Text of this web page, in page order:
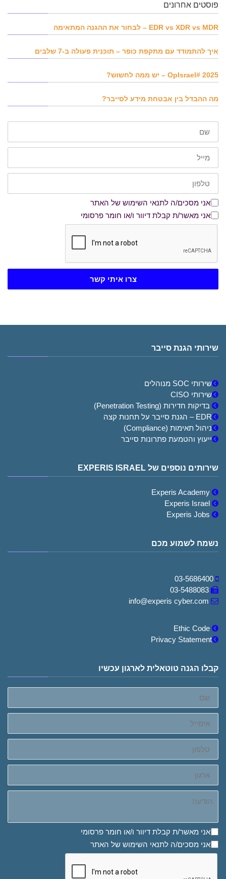
פוסטים אחרונים
EDR vs XDR vs MDR – לבחור את ההגנה המתאימה
איך להתמודד עם מתקפת כופר – תוכנית פעולה ב-7 שלבים
OpIsrael# 2025 – יש ממה לחשוש?
מה ההבדל בין אבטחת מידע לסייבר?
שם
דוא"ל
טלפון
אני מסכים/ה לתנאי השימוש של האתר
אני מסכים/ה לתנאי השימוש של האתר
אני מאשר/ת קבלת דיוור ו/או חומר פרסומי
אני מאשר/ת קבלת דיוור ו/או חומר פרסומי
צרו איתי קשר
שירותי הגנת סייבר
שירותי SOC מנוהלים
שירותי CISO
בדיקות חדירות (Penetration Testing)
EDR – הגנת סייבר על תחנות קצה
ניהול תאימות (Compliance)
ייעוץ והטמעת פתרונות סייבר
שירותים נוספים של EXPERIS ISRAEL
נשמח לשמוע מכם
03-5686400
03-5488083
info@experis cyber.com
Privacy Statement
קבלו הגנה טוטאלית לארגון עכשיו
שם
אימייל
טלפון
ארגון
הודעה
אני מאשר/ת קבלת דיוור ו/או חומר פרסומי
אני מאשר/ת קבלת דיוור ו/או חומר פרסומי
אני מסכים/ה לתנאי השימוש של האתר
אני מסכים/ה לתנאי השימוש של האתר